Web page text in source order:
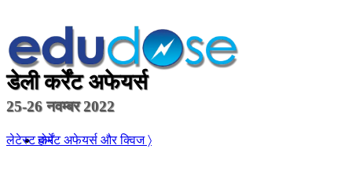
होम
डेली कर्रेंट अफेयर्स
25-26 नवम्बर 2022
लेटेस्ट कर्रेंट अफेयर्स और क्विज 〉